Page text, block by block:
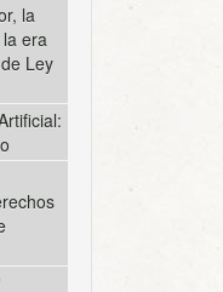
la
era
Ley